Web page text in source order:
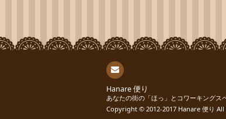
連絡
先
Hanare 便り
あなたの街の「ほっ」とコワーキング
Copyright © 2012-2017 Hanare 便り All